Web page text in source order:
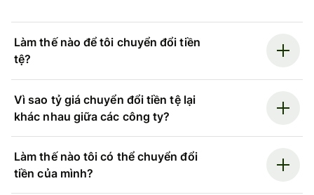
Làm thế nào để tôi chuyển đổi tiền
tệ?
Vì sao tỷ giá chuyển đổi tiền tệ lại
khác nhau giữa các công ty?
Làm thế nào tôi có thể chuyển đổi
tiền của mình?